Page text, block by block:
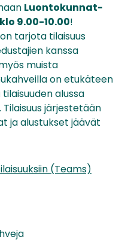
Luontokunnat-
9.00-10.00!
tarjota tilaisuus
kanssa
muista
on etukäteen
alussa
järjestetään
ja alustukset jäävät
(Teams)